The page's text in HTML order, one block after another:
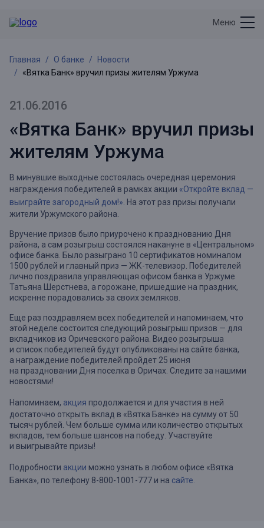
Меню
Главная О банке
Новости
«Вятка Банк» вручил призы жителям Уржума
21.06.2016
«Вятка Банк» вручил призы
жителям Уржума
В минувшие выходные состоялась очередная церемония
награждения победителей в рамках акции «Откройте вклад —
выиграйте загородный дом!». На этот раз призы получали
жители Уржумского района.
Вручение призов было приурочено к празднованию Дня
района, а сам розыгрыш состоялся накануне в «Центральном»
офисе банка. Было разыграно 10 сертификатов номиналом
1500 рублей и главный приз — ЖК-телевизор. Победителей
лично поздравила управляющая офисом банка в Уржуме
Татьяна Шерстнева, а горожане, пришедшие на праздник,
искренне порадовались за своих земляков.
Еще раз поздравляем всех победителей и напоминаем, что
этой неделе состоится следующий розыгрыш призов — для
вкладчиков из Оричевского района. Видео розыгрыша
и список победителей будут опубликованы на сайте банка,
а награждение победителей пройдет 25 июня
на праздновании Дня поселка в Оричах. Следите за нашими
новостями!
Напоминаем, акция продолжается и для участия в ней
достаточно открыть вклад в «Вятка Банке» на сумму от 50
тысяч рублей. Чем больше сумма или количество открытых
вкладов, тем больше шансов на победу. Участвуйте
и выигрывайте призы!
Подробности акции можно узнать в любом офисе «Вятка
Банка», по телефону 8-800-1001-777 и на сайте.